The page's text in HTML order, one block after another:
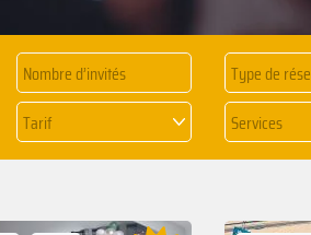
Type de
Tarif Services